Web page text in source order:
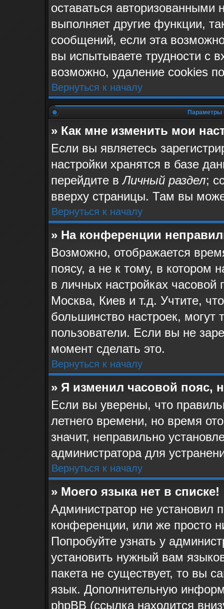
оставаться авторизованными
выполняет другие функции,
сообщений, если эта
вы испытываете трудности с
возможно, удаление cookies
Вернуться к началу
Параметры
» Как мне изменить мои
Если вы являетесь
настройки хранятся в базе
перейдите вЛичный раздел;
вверху страницы. Там вы
Вернуться к началу
» На конференции
Возможно, отображается
поясу, а не к тому, в котором
в личных настройках часовой
Москва, Киев и т.д. Учтите,
большинство настроек, могут
пользователи. Если вы не
момент сделать это.
Вернуться к началу
» Я изменил часовой пояс,
Если вы уверены, что
летнего времени, но время
значит, неправильно
администратора для
Вернуться к началу
» Моего языка нет в списке!
Администратор не установил
конференции, или же просто
Попробуйте узнать у
установить нужный вам
пакета не существует, то вы
язык. Дополнительную
phpBB (ссылка находится